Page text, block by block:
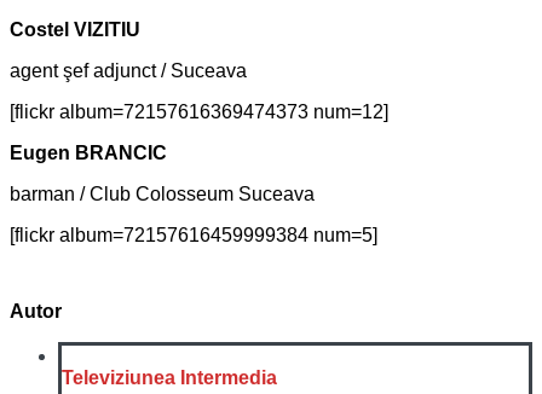
Costel VIZITIU
agent şef adjunct / Suceava
[flickr album=72157616369474373 num=12]
Eugen BRANCIC
barman / Club Colosseum Suceava
[flickr album=72157616459999384 num=5]
Autor
Televiziunea Intermedia